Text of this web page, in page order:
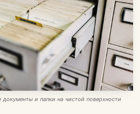
RU Русский
ZH 中文
Türkçe
и папки на чистой поверхности